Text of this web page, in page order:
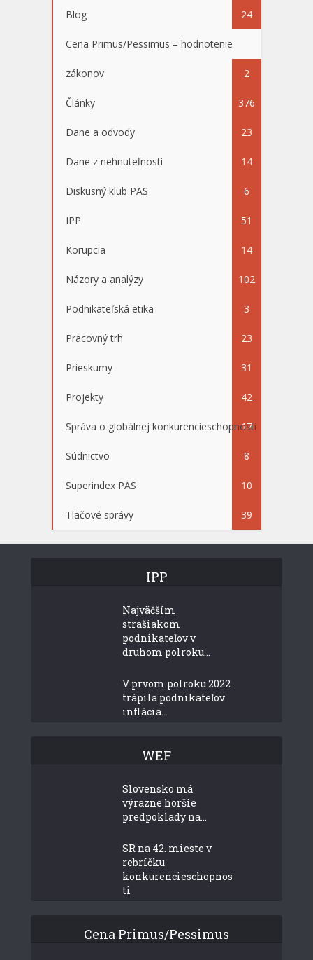
Blog 24
Cena Primus/Pessimus – hodnotenie
zákonov 2
Články 376
Dane a odvody 23
Dane z nehnuteľnosti 14
Diskusný klub PAS 6
IPP 51
Korupcia 14
Názory a analýzy 102
Podnikateľská etika 3
Pracovný trh 23
Prieskumy 31
Projekty 42
Správa o globálnej konkurencieschopnosti
17
Súdnictvo 8
Superindex PAS 10
Tlačové správy 39
IPP
Najväčším
strašiakom
podnikateľov v
druhom polroku...
V prvom polroku 2022
trápila podnikateľov
inflácia...
WEF
Slovensko má
výrazne horšie
predpoklady na...
SR na 42. mieste v
rebríčku
konkurencieschopnos
ti
Cena Primus/Pessimus